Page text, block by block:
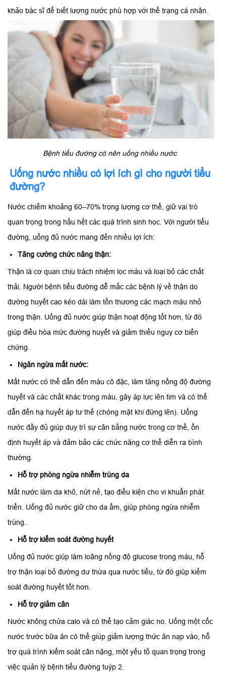
khảo bác sĩ để biết lượng nước phù hợp với thể trạng cá nhân.
Bệnh tiểu đường có nên uống nhiều nước
Uống nước nhiều có lợi ích gì cho người tiểu
đường?
Nước chiếm khoảng 60–70% trọng lượng cơ thể, giữ vai trò
quan trọng trong hầu hết các quá trình sinh học. Với người tiểu
đường, uống đủ nước mang đến nhiều lợi ích:
Tăng cường chức năng thận:
Thận là cơ quan chịu trách nhiệm lọc máu và loại bỏ các chất
thải. Người bệnh tiểu đường dễ mắc các bệnh lý về thận do
đường huyết cao kéo dài làm tổn thương các mạch máu nhỏ
trong thận. Uống đủ nước giúp thận hoạt động tốt hơn, từ đó
giúp điều hòa mức đường huyết và giảm thiểu nguy cơ biến
chứng.
Ngăn ngừa mất nước:
Mất nước có thể dẫn đến máu cô đặc, làm tăng nồng độ đường
huyết và các chất khác trong máu, gây áp lực lên tim và có thể
dẫn đến hạ huyết áp tư thế (chóng mặt khi đứng lên). Uống
nước đầy đủ giúp duy trì sự cân bằng nước trong cơ thể, ổn
định huyết áp và đảm bảo các chức năng cơ thể diễn ra bình
thường.
Hỗ trợ phòng ngừa nhiễm trùng da
Mất nước làm da khô, nứt nẻ, tạo điều kiện cho vi khuẩn phát
triển. Uống đủ nước giữ cho da ẩm, giúp phòng ngừa nhiễm
trùng.
Hỗ trợ kiểm soát đường huyết
Uống đủ nước giúp làm loãng nồng độ glucose trong máu, hỗ
trợ thận loại bỏ đường dư thừa qua nước tiểu, từ đó giúp kiểm
soát đường huyết tốt hơn.
Hỗ trợ giảm cân
Nước không chứa calo và có thể tạo cảm giác no. Uống một cốc
nước trước bữa ăn có thể giúp giảm lượng thức ăn nạp vào, hỗ
trợ quá trình kiểm soát cân nặng, một yếu tố quan trọng trong
việc quản lý bệnh tiểu đường tuýp 2.